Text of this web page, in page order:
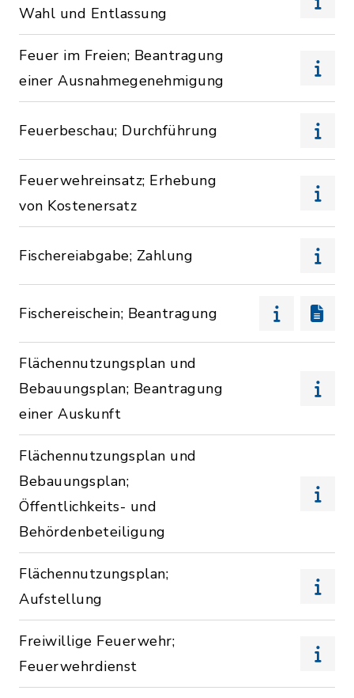
Wahl und Entlassung
Feuer im Freien; Beantragung
einer Ausnahmegenehmigung
Feuerbeschau; Durchführung
Feuerwehreinsatz; Erhebung
von Kostenersatz
Fischereiabgabe; Zahlung
Fischereischein; Beantragung
Flächennutzungsplan und
Bebauungsplan; Beantragung
einer Auskunft
Flächennutzungsplan und
Bebauungsplan;
Öffentlichkeits- und
Behördenbeteiligung
Flächennutzungsplan;
Aufstellung
Freiwillige Feuerwehr;
Feuerwehrdienst